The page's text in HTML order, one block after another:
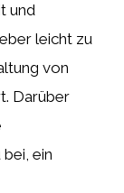
und
leicht zu
von
Darüber
ein